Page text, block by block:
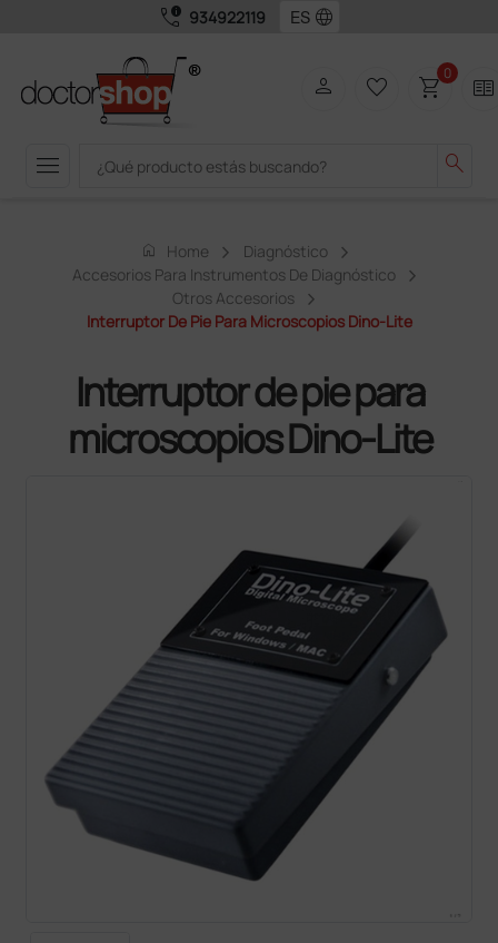
call_quality 934922119 language
menu search
person favorite_border shopping_cart0 two_pager
home Home
Diagnóstico
Accesorios Para Instrumentos De Diagnóstico
Otros Accesorios
Interruptor De Pie Para Microscopios Dino-Lite
Interruptor de pie para
microscopios Dino-Lite